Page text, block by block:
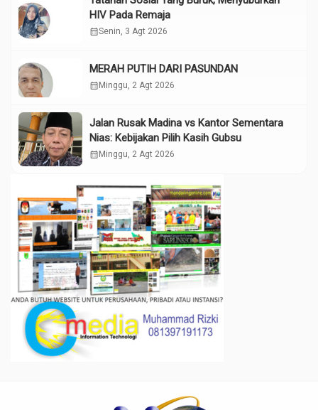
HIV Pada Remaja
calendar_monthSenin, 3 Agt 2026
MERAH PUTIH DARI PASUNDAN
calendar_monthMinggu, 2 Agt 2026
Jalan Rusak Madina vs Kantor Sementara
Nias: Kebijakan Pilih Kasih Gubsu
calendar_monthMinggu, 2 Agt 2026